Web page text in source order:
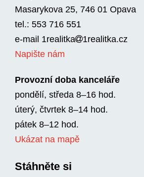
Masarykova 25, 746 01 Opava
tel.: 553 716 551
e-mail 1realitka
1rea­litka.cz
Napište nám
Provozní doba kanceláře
pondělí, středa 8–16 hod.
úterý, čtvrtek 8–14 hod.
pátek 8–12 hod.
Ukázat na mapě
Stáhněte si